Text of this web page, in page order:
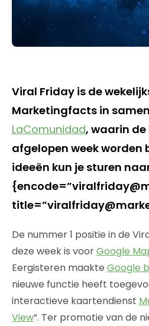
Viral Friday is de
Marketingfacts in
LaComunidad, waarin
afgelopen week worden
ideeën kun je sturen
De nummer 1 positie in de
deze week is voorGoogle
Eergisteren maakte Google
nieuwe functie heeft
interactieve kaartendienst
View“. Ter promotie van de